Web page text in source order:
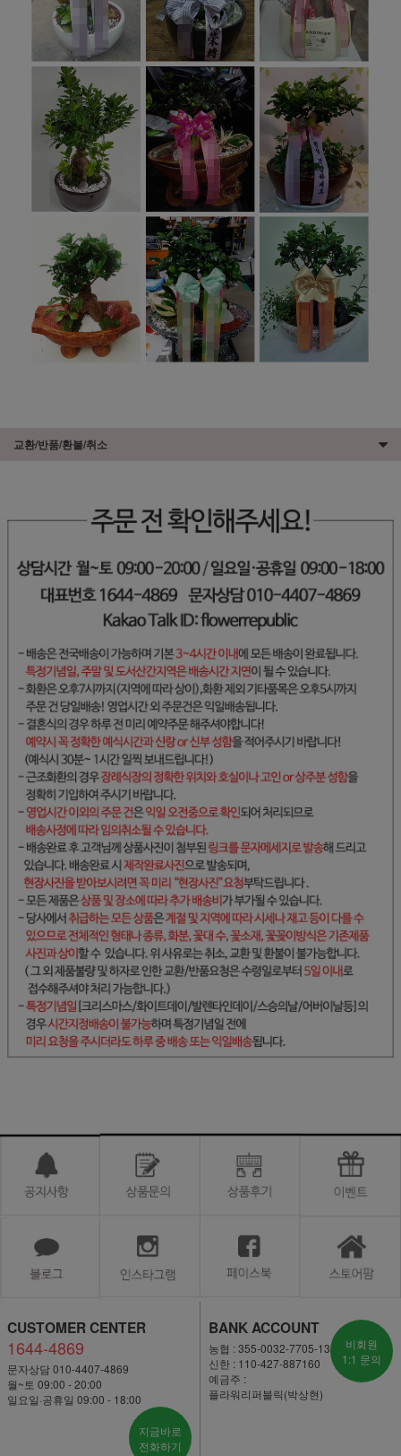
교환/반품/환불/취소
CUSTOMER CENTER
1644-4869
문자상담 010-4407-4869
월~토 09:00 - 20:00
일요일·공휴일 09:00 - 18:00
지금바로
전화하기
BANK ACCOUNT
농협 : 355-0032-7705-13
신한 : 110-427-887160
예금주 :
플라워리퍼블릭(박상현)
비회원
1:1 문의